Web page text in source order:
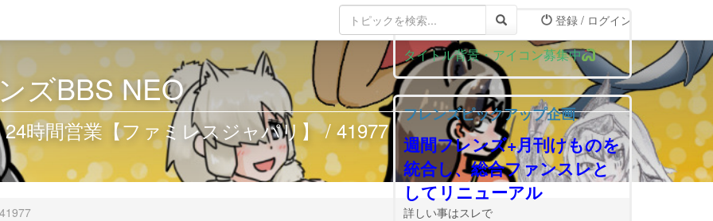
登録 / ログイン
ズBBS NEO
時間営業【ファミレスジャパリ】 / 41977
41977
おしらせ
タイトル背景・アイコン募集中
フレンズピックアップ企画
週間フレンズ+月刊けものを
統合し、総合ファンスレと
してリニューアル
詳しい事はスレで